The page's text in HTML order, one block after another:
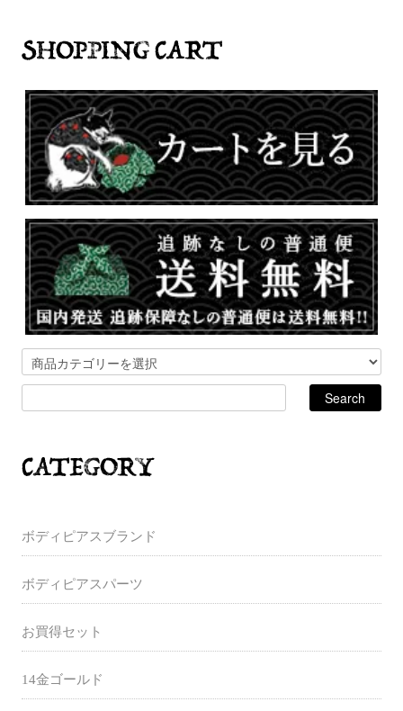
ボディピアスブランド
ボディピアスパーツ
お買得セット
14金ゴールド